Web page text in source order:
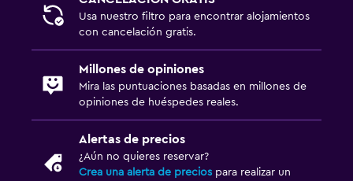
Usa nuestro filtro para encontrar alojamientos
con cancelación gratis.
Millones de opiniones
Mira las puntuaciones basadas en millones de
opiniones de huéspedes reales.
Alertas de precios
¿Aún no quieres reservar?
Crea una alerta de precios para realizar un